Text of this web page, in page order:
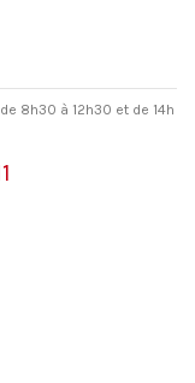
8h30 à 12h30 et de 14h